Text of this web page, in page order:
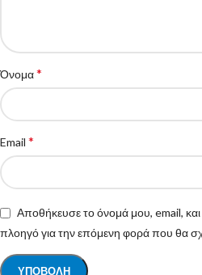
Όνομα*
Email *
Αποθήκευσε το όνομά μου, email,
πλοηγό για την επόμενη φορά που θα